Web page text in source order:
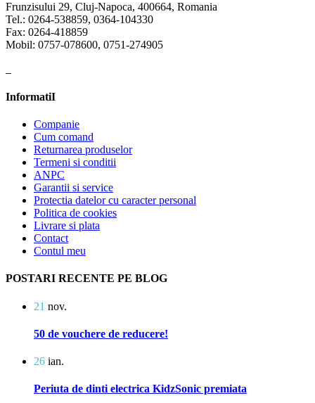
Frunzisului 29, Cluj-Napoca, 400664, Romania
Tel.: 0264-538859, 0364-104330
Fax: 0264-418859
Mobil: 0757-078600, 0751-274905
InformatiI
Companie
Cum comand
Returnarea produselor
Termeni si conditii
ANPC
Garantii si service
Protectia datelor cu caracter personal
Politica de cookies
Livrare si plata
Contact
Contul meu
POSTARI RECENTE PE BLOG
21 nov.
50 de vouchere de reducere!
26 ian.
Periuta de dinti electrica KidzSonic premiata